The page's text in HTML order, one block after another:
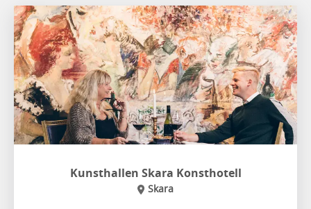
Kunsthallen Skara Konsthotell
Skara